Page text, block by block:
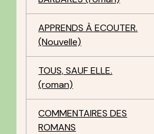
APPRENDS À ECOUTER.
(Nouvelle)
TOUS, SAUF ELLE.
(roman)
COMMENTAIRES DES
ROMANS